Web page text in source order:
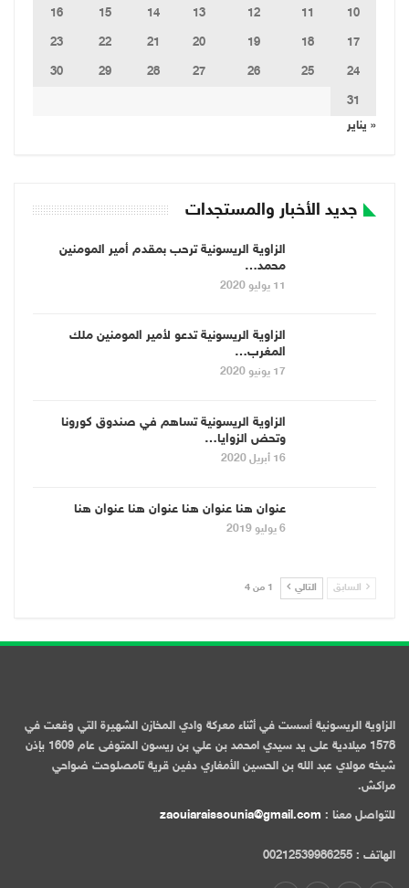
10
11
12
13
14
15
16
17
18
19
20
21
22
23
24
25
26
27
28
29
30
31
« يناير
جديد الأخبار والمستجدات
الزاوية الريسونية ترحب بمقدم أمير المومنين
محمد…
11 يوليو 2020
الزاوية الريسونية تدعو لأمير المومنين ملك
المغرب…
17 يونيو 2020
الزاوية الريسونية تساهم في صندوق كورونا
وتحض الزوايا…
16 أبريل 2020
عنوان هنا عنوان هنا عنوان هنا عنوان هنا
6 يوليو 2019
السابق التالي 1 من 4
الزاوية الريسونية أسست في أثناء معركة وادي المخازن الشهيرة التي وقعت في
1578 ميلادية على يد سيدي امحمد بن علي بن ريسون المتوفى عام 1609 بإذن
شيخه مولاي عبد الله بن الحسين الأمغاري دفين قرية تامصلوحت ضواحي
مراكش.
للتواصل معنا : zaouiaraissounia@gmail.com
الهاتف : 00212539986255